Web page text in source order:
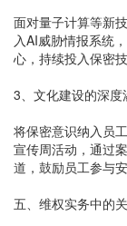
面对量子计算等新
入AI威胁情报系统
心，持续投入保密技
3、文化建设的深度
将保密意识纳入员
宣传周活动，通过
道，鼓励员工参与
五、维权实务中的